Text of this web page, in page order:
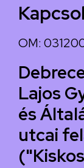
OM:
Lajos
és
utcai